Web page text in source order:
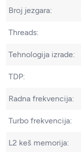
Broj jezgara:
Threads:
Tehnologija izrade:
TDP:
Radna frekvencija:
Turbo frekvencija:
L2 keš memorija: